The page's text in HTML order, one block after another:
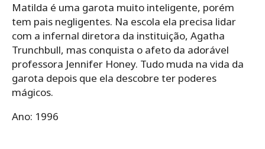
Matilda é uma garota muito inteligente, porém
tem pais negligentes. Na escola ela precisa lidar
com a infernal diretora da instituição, Agatha
Trunchbull, mas conquista o afeto da adorável
professora Jennifer Honey. Tudo muda na vida da
garota depois que ela descobre ter poderes
mágicos.
Ano: 1996